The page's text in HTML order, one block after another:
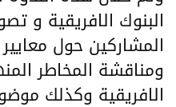
البنوك الافريقية و
المشاركين حول
ومناقشة المخاطر
الافريقية وكذلك